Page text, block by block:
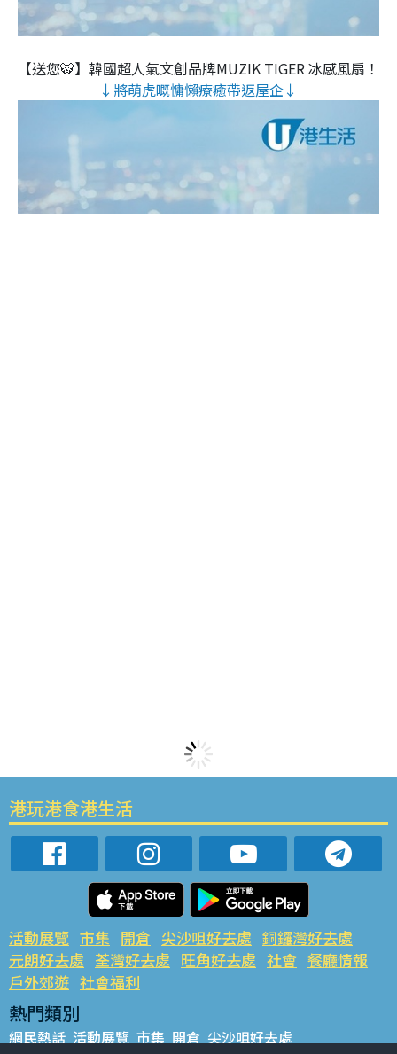
【送您🐯】韓國超人氣文創品牌MUZIK TIGER 冰感風扇！
↓將萌虎嘅慵懶療癒帶返屋企↓
港玩港食港生活
活動展覽 市集 開倉 尖沙咀好去處 銅鑼灣好去處
元朗好去處 荃灣好去處 旺角好去處 社會 餐廳情報
戶外郊遊 社會福利
熱門類別
網民熱話 活動展覽 市集 開倉 尖沙咀好去處